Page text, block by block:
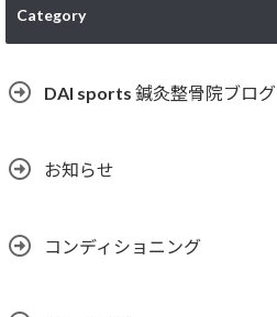
Category
DAI sports 鍼灸整骨院ブログ
お知らせ
コンディショニング